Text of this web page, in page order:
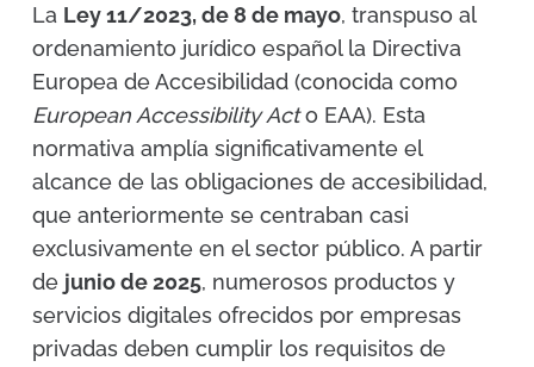
La Ley 11/2023, de 8 de mayo, transpuso al
ordenamiento jurídico español la Directiva
Europea de Accesibilidad (conocida como
European Accessibility Acto EAA). Esta
normativa amplía significativamente el
alcance de las obligaciones de accesibilidad,
que anteriormente se centraban casi
exclusivamente en el sector público. A partir
de junio de 2025, numerosos productos y
servicios digitales ofrecidos por empresas
privadas deben cumplir los requisitos de